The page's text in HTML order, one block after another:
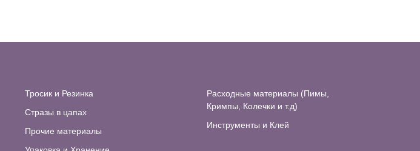
Тросик и Резинка
Стразы в цапах
Прочие материалы
Расходные материалы (Пимы,
Кримпы, Колечки и т.д)
Инструменты и Клей